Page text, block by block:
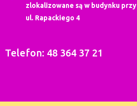
zlokalizowane są w budynku przy
ul. Rapackiego 4
Telefon: 48 364 37 21